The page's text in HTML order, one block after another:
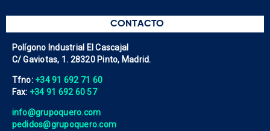
CONTACTO
Polígono Industrial El Cascajal
C/ Gaviotas, 1. 28320 Pinto, Madrid.
Tfno: +34 91 692 71 60
Fax: +34 91 692 60 57
info@grupoquero.com
pedidos@grupoquero.com